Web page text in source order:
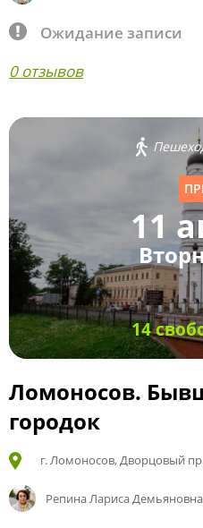
Ожидание записи
0 отзывов
11
14
Ломоносов.
городок
г. Ломоносов, Дворцовый
Репина Лариса Демьяновна